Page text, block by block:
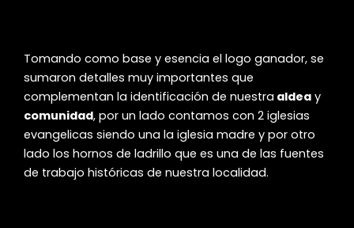
Tomando como base y esencia el logo ganador, se
sumaron detalles muy importantes que
complementan la identificación de nuestra aldea y
comunidad, por un lado contamos con 2 iglesias
evangelicas siendo una la iglesia madre y por otro
lado los hornos de ladrillo que es una de las fuentes
de trabajo históricas de nuestra localidad.